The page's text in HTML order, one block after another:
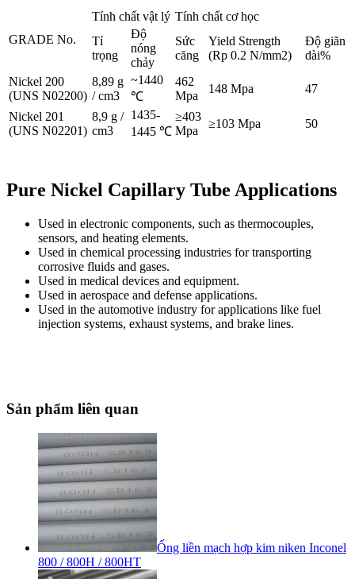
GRADE No.
Tính chất vật lý Tính chất cơ học
Tỉ
trọng
Độ
nóng
chảy
Sức
căng
Yield Strength
(Rp 0.2 N/mm2)
Độ giãn
dài%
Nickel 200
(UNS N02200)
8,89 g
/ cm3
~1440
℃
462
Mpa
148 Mpa 47
Nickel 201
(UNS N02201)
8,9 g /
cm3
1435-
1445 ℃
≥403
Mpa
≥103 Mpa 50
Pure Nickel Capillary Tube Applications
Used in electronic components, such as thermocouples,
sensors, and heating elements.
Used in chemical processing industries for transporting
corrosive fluids and gases.
Used in medical devices and equipment.
Used in aerospace and defense applications.
Used in the automotive industry for applications like fuel
injection systems, exhaust systems, and brake lines.
Sản phẩm liên quan
Ống liền mạch hợp kim niken Inconel
800 / 800H / 800HT